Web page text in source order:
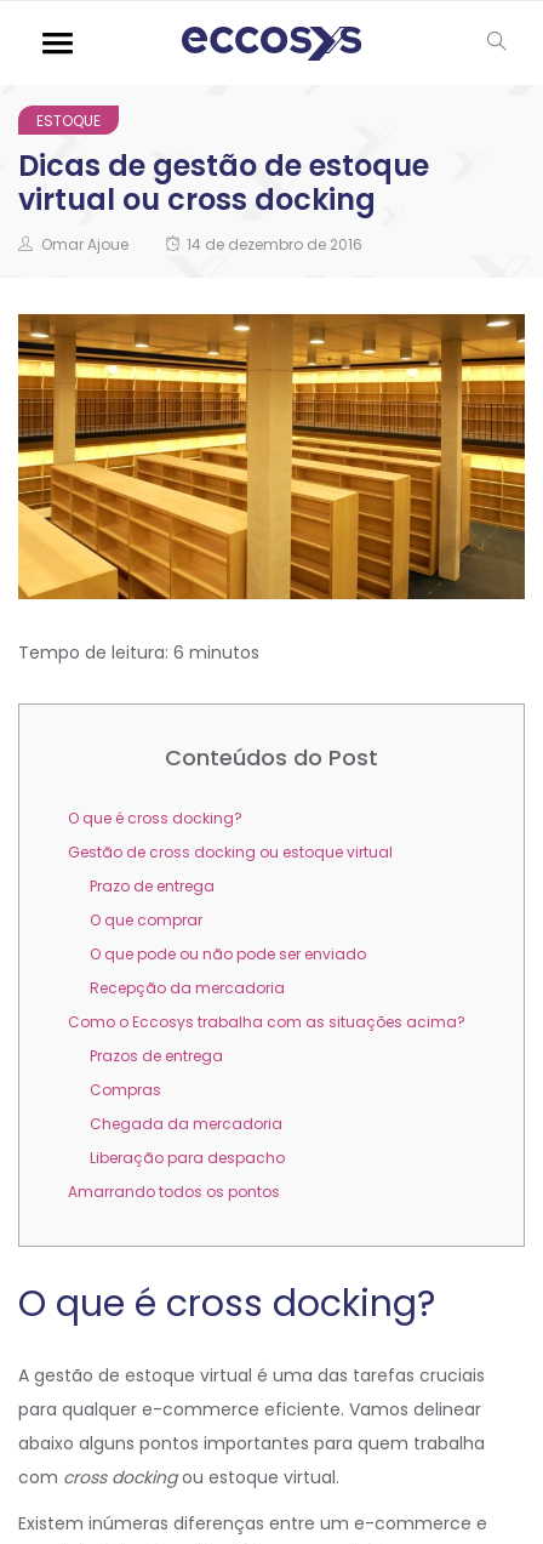
ESTOQUE
Dicas de gestão de estoque
virtual ou cross docking
Omar Ajoue 14 de dezembro de 2016
Tempo de leitura: 6 minutos
Conteúdos do Post
O que é cross docking?
Gestão de cross docking ou estoque virtual
Prazo de entrega
O que comprar
O que pode ou não pode ser enviado
Recepção da mercadoria
Como o Eccosys trabalha com as situações acima?
Prazos de entrega
Compras
Chegada da mercadoria
Liberação para despacho
Amarrando todos os pontos
O que é cross docking?
A gestão de estoque virtual é uma das tarefas cruciais
para qualquer e-commerce eficiente. Vamos delinear
abaixo alguns pontos importantes para quem trabalha
com cross dockingou estoque virtual.
Existem inúmeras diferenças entre um e-commerce e